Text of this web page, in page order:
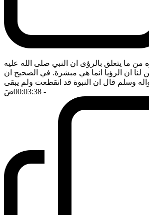
من ما يتعلق بالرؤى ان النبي صلى الله عليه
لنا ان الرؤيا انما هي مبشرة. في الصحيح ان
وسلم قال ان النبوة قد انقطعت ولم يبقى
- 00:03:38
ضَ